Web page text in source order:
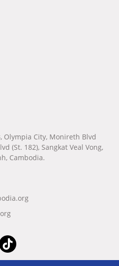
Olympia City, Monireth Blvd
(St. 182), Sangkat Veal Vong,
Cambodia.